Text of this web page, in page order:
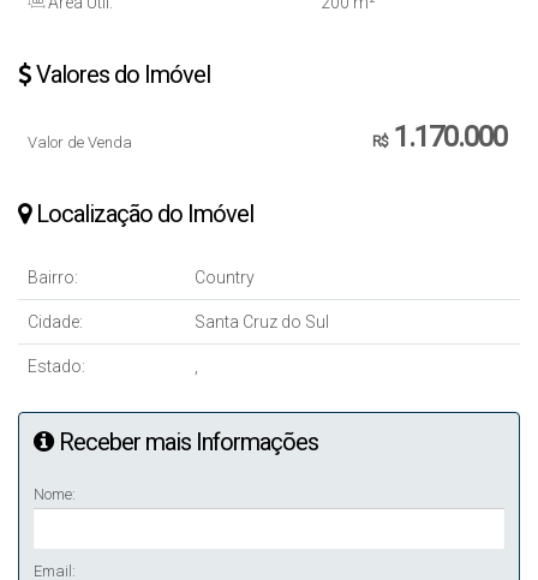
Valores do Imóvel
R$1.170.000
Valor de Venda
Localização do Imóvel
Bairro: Country
Cidade: Santa Cruz do Sul
Estado: ,
Receber mais Informações
Nome:
Email: